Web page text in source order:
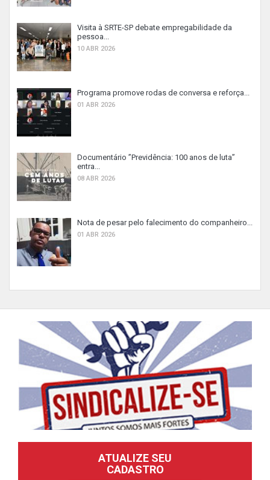
Visita à SRTE-SP debate empregabilidade da
pessoa...
10 ABR 2026
Programa promove rodas de conversa e reforça...
01 ABR 2026
Documentário ”Previdência: 100 anos de luta”
entra...
08 ABR 2026
Nota de pesar pelo falecimento do companheiro...
01 ABR 2026
ATUALIZE SEU
CADASTRO